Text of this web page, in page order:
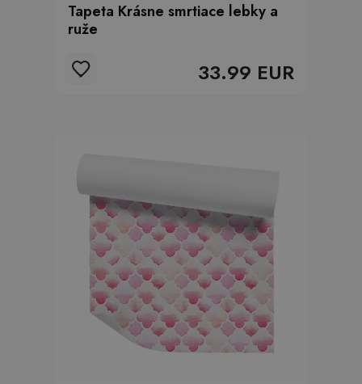
Tapeta Krásne smrtiace lebky a
ruže
33.99 EUR